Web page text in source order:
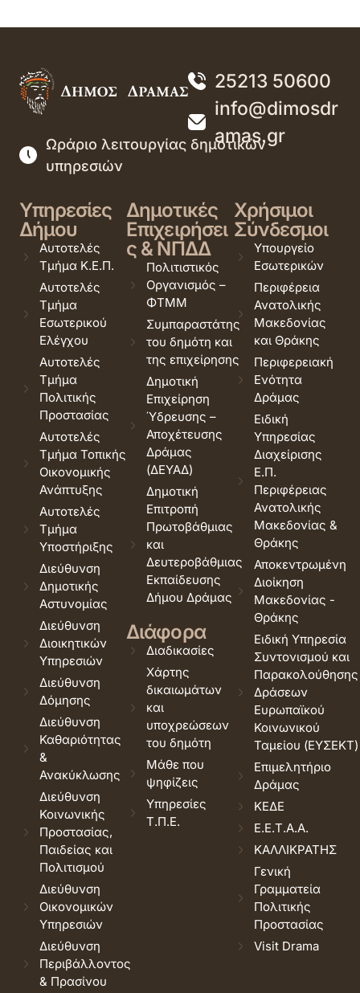
25213 50600
info@dimosdr
amas.gr
Ωράριο λειτουργίας δημοτικών
υπηρεσιών
Υπηρεσίες
Δήμου
Αυτοτελές
Τμήμα Κ.Ε.Π.
Αυτοτελές
Τμήμα
Εσωτερικού
Ελέγχου
Αυτοτελές
Τμήμα
Πολιτικής
Προστασίας
Αυτοτελές
Τμήμα Τοπικής
Οικονομικής
Ανάπτυξης
Αυτοτελές
Τμήμα
Υποστήριξης
Διεύθυνση
Δημοτικής
Αστυνομίας
Διεύθυνση
Διοικητικών
Υπηρεσιών
Διεύθυνση
Δόμησης
Διεύθυνση
Καθαριότητας
&
Ανακύκλωσης
Διεύθυνση
Κοινωνικής
Προστασίας,
Παιδείας και
Πολιτισμού
Διεύθυνση
Οικονομικών
Υπηρεσιών
Διεύθυνση
Περιβάλλοντος
& Πρασίνου
Δημοτικές
Επιχειρήσει
ς & ΝΠΔΔ
Πολιτιστικός
Οργανισμός –
ΦΤΜΜ
Συμπαραστάτης
του δημότη και
της επιχείρησης
Δημοτική
Επιχείρηση
Ύδρευσης –
Αποχέτευσης
Δράμας
(ΔΕΥΑΔ)
Δημοτική
Επιτροπή
Πρωτοβάθμιας
και
Δευτεροβάθμιας
Εκπαίδευσης
Δήμου Δράμας
Διάφορα
Διαδικασίες
Χάρτης
δικαιωμάτων
και
υποχρεώσεων
του δημότη
Μάθε που
ψηφίζεις
Υπηρεσίες
Τ.Π.Ε.
Χρήσιμοι
Σύνδεσμοι
Υπουργείο
Εσωτερικών
Περιφέρεια
Ανατολικής
Μακεδονίας
και Θράκης
Περιφερειακή
Ενότητα
Δράμας
Ειδική
Υπηρεσίας
Διαχείρισης
Ε.Π.
Περιφέρειας
Ανατολικής
Μακεδονίας &
Θράκης
Αποκεντρωμένη
Διοίκηση
Μακεδονίας -
Θράκης
Ειδική Υπηρεσία
Συντονισμού και
Παρακολούθησης
Δράσεων
Ευρωπαϊκού
Κοινωνικού
Ταμείου (ΕΥΣΕΚΤ)
Επιμελητήριο
Δράμας
ΚΕΔΕ
Ε.Ε.Τ.Α.Α.
ΚΑΛΛΙΚΡΑΤΗΣ
Γενική
Γραμματεία
Πολιτικής
Προστασίας
Visit Drama